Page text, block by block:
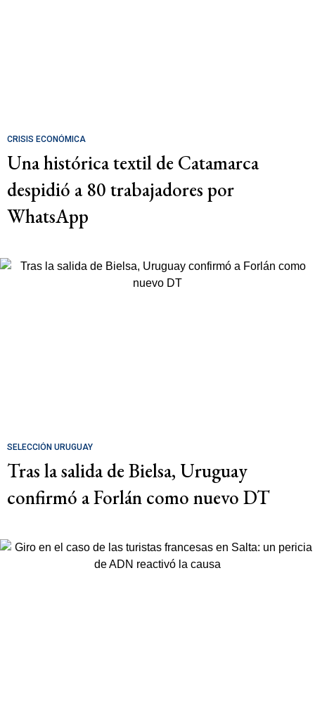
CRISIS ECONÓMICA
Una histórica textil de Catamarca
despidió a 80 trabajadores por
WhatsApp
SELECCIÓN URUGUAY
Tras la salida de Bielsa, Uruguay
confirmó a Forlán como nuevo DT